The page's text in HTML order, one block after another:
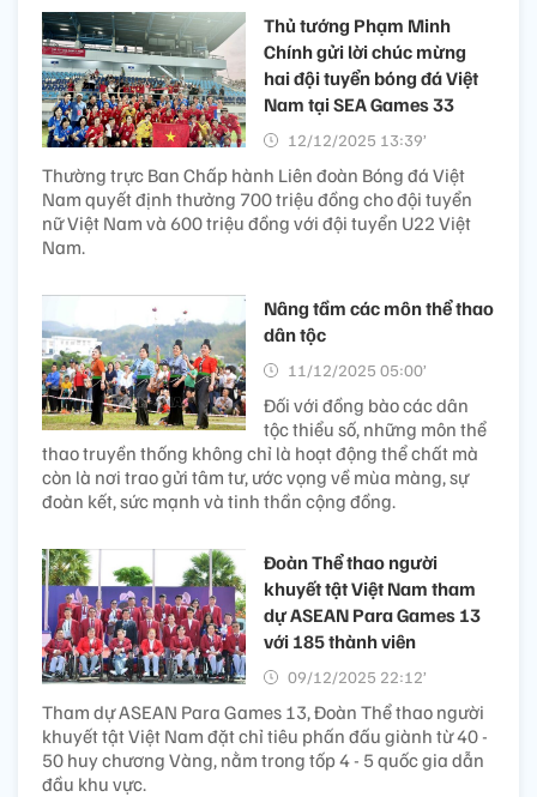
Thủ tướng Phạm Minh
Chính gửi lời chúc mừng
hai đội tuyển bóng đá Việt
Nam tại SEA Games 33
12/12/2025 13:39’
Thường trực Ban Chấp hành Liên đoàn Bóng đá Việt
Nam quyết định thưởng 700 triệu đồng cho đội tuyển
nữ Việt Nam và 600 triệu đồng với đội tuyển U22 Việt
Nam.
Nâng tầm các môn thể thao
dân tộc
11/12/2025 05:00’
Đối với đồng bào các dân
tộc thiểu số, những môn thể
thao truyền thống không chỉ là hoạt động thể chất mà
còn là nơi trao gửi tâm tư, ước vọng về mùa màng, sự
đoàn kết, sức mạnh và tinh thần cộng đồng.
Đoàn Thể thao người
khuyết tật Việt Nam tham
dự ASEAN Para Games 13
với 185 thành viên
09/12/2025 22:12’
Tham dự ASEAN Para Games 13, Đoàn Thể thao người
khuyết tật Việt Nam đặt chỉ tiêu phấn đấu giành từ 40 -
50 huy chương Vàng, nằm trong tốp 4 - 5 quốc gia dẫn
đầu khu vực.